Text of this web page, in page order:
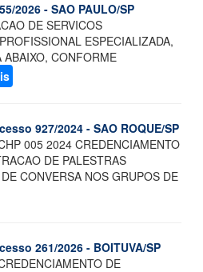
2026 - SAO PAULO/SP
DE SERVICOS
ESPECIALIZADA,
ABAIXO, CONFORME
927/2024 - SAO ROQUE/SP
005 2024 CREDENCIAMENTO
DE PALESTRAS
CONVERSA NOS GRUPOS DE
261/2026 - BOITUVA/SP
DE